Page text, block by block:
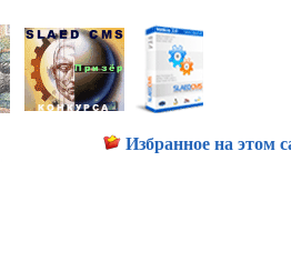
Избранное на этом